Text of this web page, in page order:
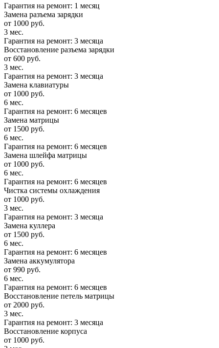
Гарантия на ремонт: 1 месяц
Замена разъема зарядки
от 1000 руб.
3 мес.
Гарантия на ремонт: 3 месяца
Восстановление разъема зарядки
от 600 руб.
3 мес.
Гарантия на ремонт: 3 месяца
Замена клавиатуры
от 1000 руб.
6 мес.
Гарантия на ремонт: 6 месяцев
Замена матрицы
от 1500 руб.
6 мес.
Гарантия на ремонт: 6 месяцев
Замена шлейфа матрицы
от 1000 руб.
6 мес.
Гарантия на ремонт: 6 месяцев
Чистка системы охлаждения
от 1000 руб.
3 мес.
Гарантия на ремонт: 3 месяца
Замена куллера
от 1500 руб.
6 мес.
Гарантия на ремонт: 6 месяцев
Замена аккумулятора
от 990 руб.
6 мес.
Гарантия на ремонт: 6 месяцев
Восстановление петель матрицы
от 2000 руб.
3 мес.
Гарантия на ремонт: 3 месяца
Восстановление корпуса
от 1000 руб.